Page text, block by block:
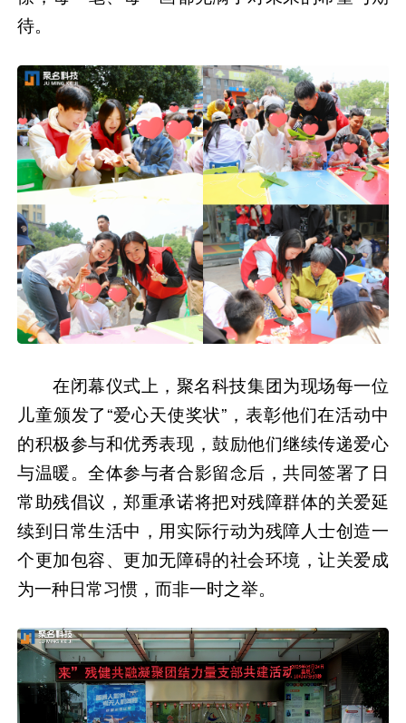
待。
在闭幕仪式上，聚名科技集团为现场每一位
儿童颁发了“爱心天使奖状”，表彰他们在活动中
的积极参与和优秀表现，鼓励他们继续传递爱心
与温暖。全体参与者合影留念后，共同签署了日
常助残倡议，郑重承诺将把对残障群体的关爱延
续到日常生活中，用实际行动为残障人士创造一
个更加包容、更加无障碍的社会环境，让关爱成
为一种日常习惯，而非一时之举。